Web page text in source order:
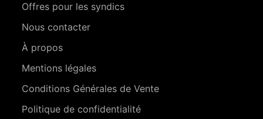
Offres pour les syndics
Nous contacter
À propos
Mentions légales
Conditions Générales de Vente
Politique de confidentialité